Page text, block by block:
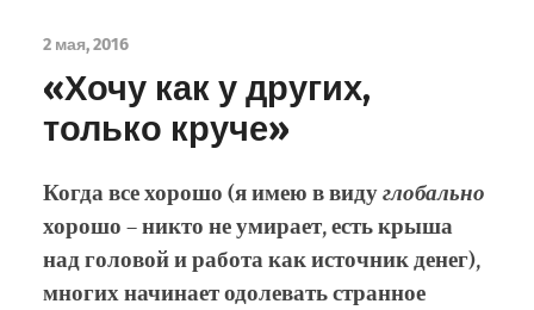
2 мая, 2016
«Хочу как у других,
только круче»
Когда все хорошо (я имею в видуглобально
хорошо – никто не умирает, есть крыша
над головой и работа как источник денег),
многих начинает одолевать странное